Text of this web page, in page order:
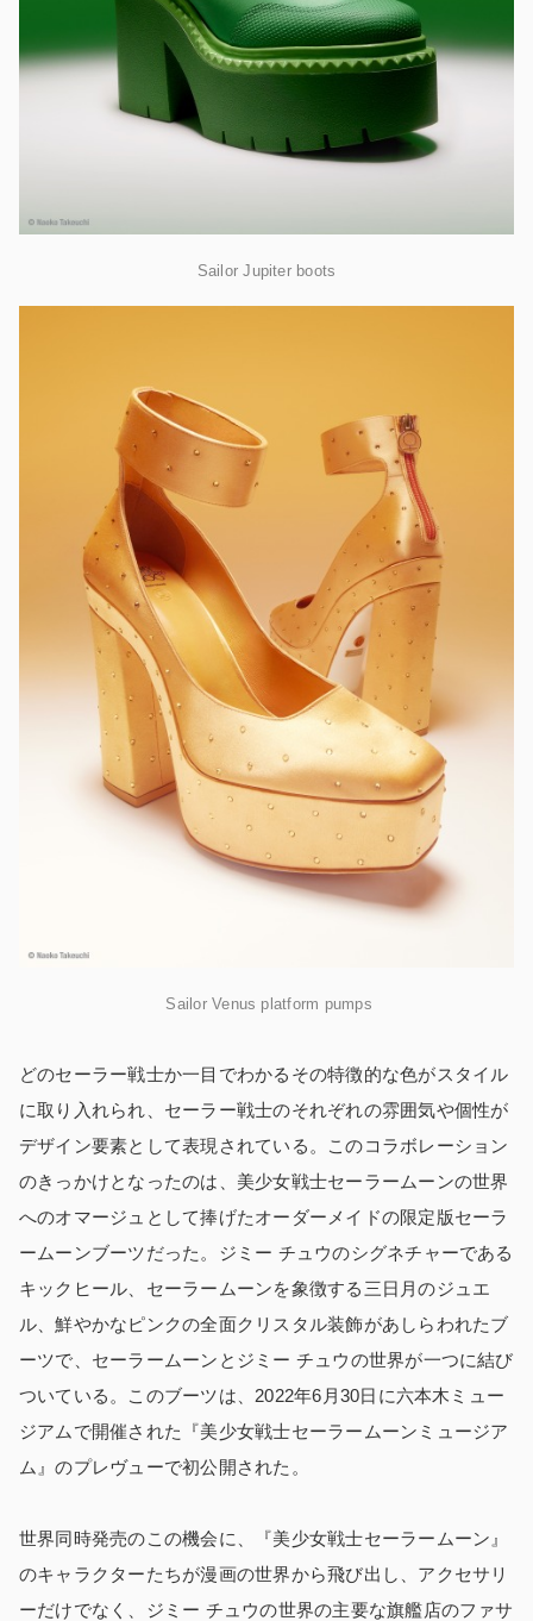
Sailor Jupiter boots
Sailor Venus platform pumps
どのセーラー戦士か一目でわかるその特徴的な色がスタイル
に取り入れられ、セーラー戦士のそれぞれの雰囲気や個性が
デザイン要素として表現されている。このコラボレーション
のきっかけとなったのは、美少女戦士セーラームーンの世界
へのオマージュとして捧げたオーダーメイドの限定版セーラ
ームーンブーツだった。ジミー チュウのシグネチャーである
キックヒール、セーラームーンを象徴する三日月のジュエ
ル、鮮やかなピンクの全面クリスタル装飾があしらわれたブ
ーツで、セーラームーンとジミー チュウの世界が一つに結び
ついている。このブーツは、2022年6月30日に六本木ミュー
ジアムで開催された『美少女戦士セーラームーンミュージア
ム』のプレヴューで初公開された。
世界同時発売のこの機会に、『美少女戦士セーラームーン』
のキャラクターたちが漫画の世界から飛び出し、アクセサリ
ーだけでなく、ジミー チュウの世界の主要な旗艦店のファサ